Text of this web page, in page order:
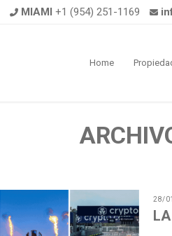
MIAMI +1 (954) 251-1169
Home
28/